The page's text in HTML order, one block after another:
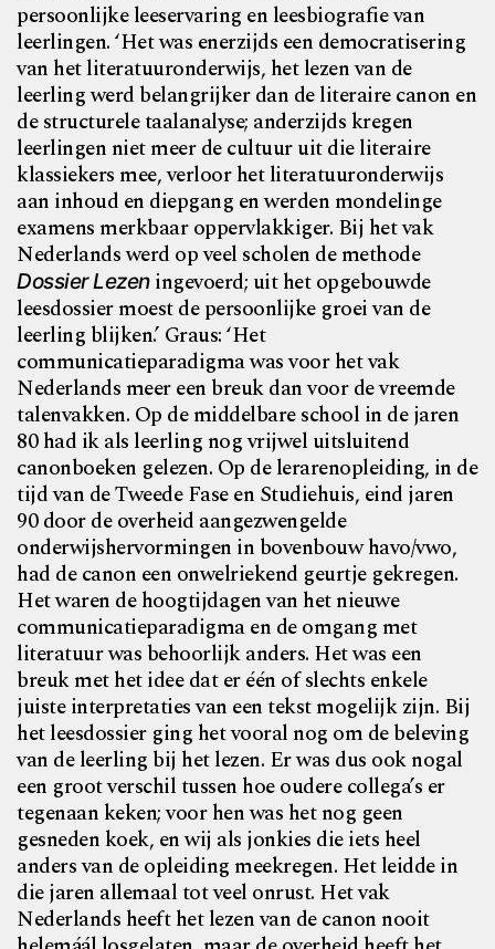
persoonlijke leeservaring en leesbiografie van
leerlingen. ‘Het was enerzijds een democratisering
van het literatuuronderwijs, het lezen van de
leerling werd belangrijker dan de literaire canon en
destructurele taalanalyse; anderzijds kregen
leerlingen niet meer de cultuur uit die literaire
klassiekers mee, verloor het literatuuronderwijs
aan inhoud en diepgang enwerden mondelinge
examens merkbaar oppervlakkiger. Bij het vak
Nederlands werd op veel scholen de methode
Dossier Lezeningevoerd; uit het opgebouwde
leesdossier moest de persoonlijke groei van de
leerling blijken.’ Graus: ‘Het
communicatieparadigma was voor het vak
Nederlands meer een breuk dan voor de vreemde
talenvakken. Op de middelbare school in de jaren
80had ik als leerling nog vrijwel uitsluitend
canonboeken gelezen. Op de lerarenopleiding, in de
tijd van de Tweede Fase en Studiehuis, eind jaren
90 door de overheid aangezwengelde
onderwijshervormingen in bovenbouw havo/vwo,
had de canon een onwelriekend geurtje gekregen.
Het waren de hoogtijdagen van het nieuwe
communicatieparadigma en de omgang met
literatuur was behoorlijk anders. Het was een
breuk met het idee dat er één of slechts enkele
juiste interpretaties van een tekst mogelijk zijn. Bij
het leesdossier ging het vooral nog om de beleving
van de leerling bij het lezen. Er was dus ook nogal
een groot verschil tussen hoe oudere collega’s er
tegenaan keken; voor hen was het nog geen
gesneden koek, en wij als jonkies die iets heel
anders van de opleiding meekregen. Het leidde in
die jaren allemaal tot veel onrust. Het vak
Nederlands heeft het lezen van de canon nooit